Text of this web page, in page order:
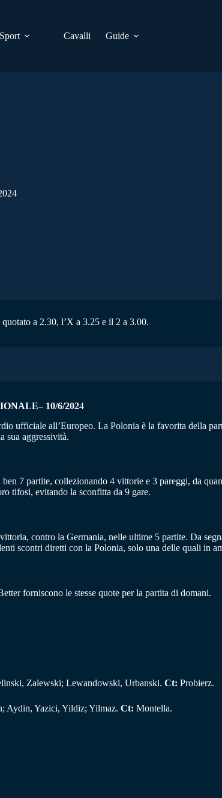
Sport Cavalli Guide
a 2.30, l’X a 3.25 e il 2 a 3.00.
10/6/2024
ufficiale all’Europeo. La Polonia è la favorita della
sua aggressività.
7 partite, collezionando 4 vittorie e 3 pareggi, da
tifosi, evitando la sconfitta da 9 gare.
contro la Germania, nelle ultime 5 partite. Da
scontri diretti con la Polonia, solo una delle quali in
forniscono le stesse quote per la partita di domani.
Zalewski; Lewandowski, Urbanski. Ct: Probierz.
Aydin, Yazici, Yildiz; Yilmaz. Ct: Montella.